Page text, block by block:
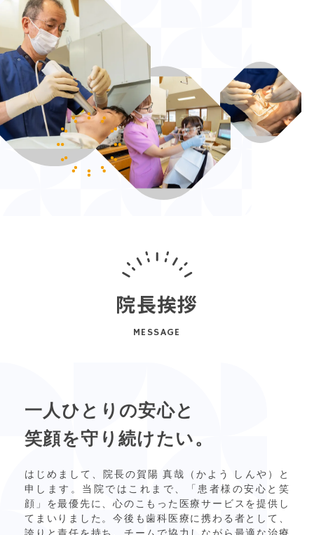
院長挨拶
MESSAGE
一人ひとりの安心と
笑顔を守り続けたい。
はじめまして、院長の賀陽 真哉（かよう しんや）と
申します。当院ではこれまで、「患者様の安心と笑
顔」を最優先に、心のこもった医療サービスを提供し
てまいりました。今後も歯科医療に携わる者として、